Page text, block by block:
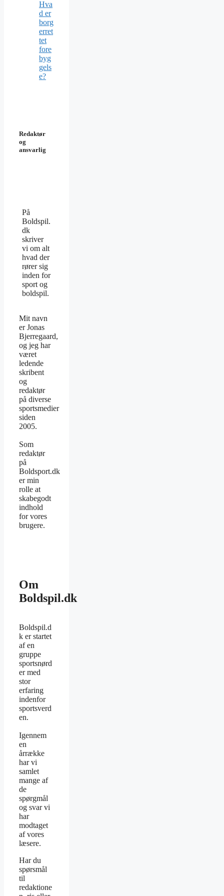
Hva
d er
borg
erret
tet
fore
byg
gels
e?
Redaktør
og
ansvarlig
På
Boldspil.
dk
skriver
vi om alt
hvad der
rører sig
inden for
sport og
boldspil.
Mit navn
er Jonas
Bjerregaard,
og jeg har
været
ledende
skribent
og
redaktør
på diverse
sportsmedier
siden
2005.
Som
redaktør
på
Boldsport.dk
er min
rolle at
skabegodt
indhold
for vores
brugere.
Om
Boldspil.dk
Boldspil.d
k er startet
af en
gruppe
sportsnørd
er med
stor
erfaring
indenfor
sportsverd
en.
Igennem
en
årrække
har vi
samlet
mange af
de
spørgmål
og svar vi
har
modtaget
af vores
læsere.
Har du
spørsmål
til
redaktione